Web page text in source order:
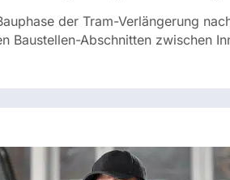
der Tram-Verlängerung
Baustellen-Abschnitten zwischen